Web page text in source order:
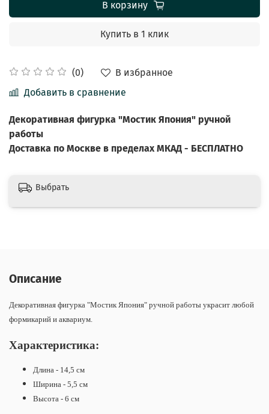
(0)
В избранное
Добавить в сравнение
В корзину
Купить в 1 клик
Декоративная фигурка "Мостик Япония" ручной
работы
Доставка по Москве в пределах МКАД - БЕСПЛАТНО
Выбрать
Описание
Декоративная фигурка "Мостик Япония" ручной работы украсит любой
формикарий и аквариум.
Характеристика:
Длина - 14,5 см
Ширина - 5,5 см
Высота - 6 см